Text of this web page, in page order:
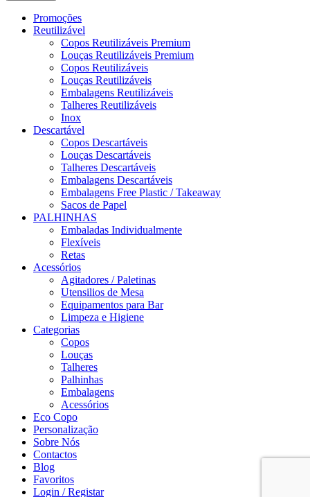
Promoções
Reutilizável
Copos Reutilizáveis Premium
Louças Reutilizáveis Premium
Copos Reutilizáveis
Louças Reutilizáveis
Embalagens Reutilizáveis
Talheres Reutilizáveis
Inox
Descartável
Copos Descartáveis
Louças Descartáveis
Talheres Descartáveis
Embalagens Descartáveis
Embalagens Free Plastic / Takeaway
Sacos de Papel
PALHINHAS
Embaladas Individualmente
Flexíveis
Retas
Acessórios
Agitadores / Paletinas
Utensilios de Mesa
Equipamentos para Bar
Limpeza e Higiene
Categorias
Copos
Louças
Talheres
Palhinhas
Embalagens
Acessórios
Eco Copo
Personalização
Sobre Nós
Contactos
Blog
Favoritos
Login / Registar